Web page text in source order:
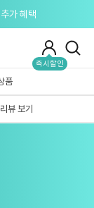
가 혜택
즉시할인
품
리뷰 보기